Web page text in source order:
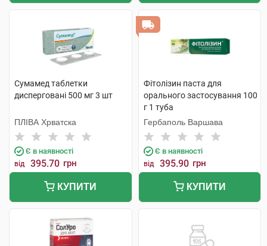
Сумамед таблетки
дисперговані 500 мг 3 шт
ПЛІВА Хрватска
Є в наявності
від 395.70 грн
КУПИТИ
Фітолізин паста для
орального застосування 100
г 1 туба
Гербаполь Варшава
Є в наявності
від 395.90 грн
КУПИТИ